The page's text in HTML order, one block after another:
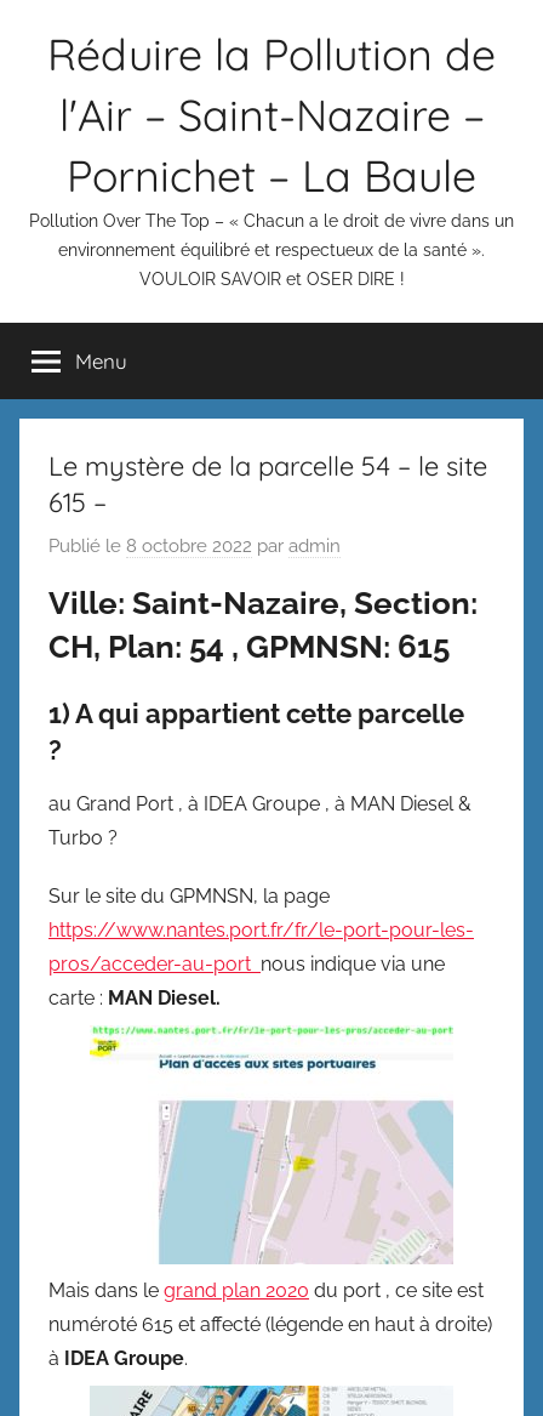
Réduire la Pollution de
l'Air – Saint-Nazaire –
Pornichet – La Baule
Pollution Over The Top – « Chacun a le droit de vivre dans un
environnement équilibré et respectueux de la santé ».
VOULOIR SAVOIR et OSER DIRE !
Menu
Le mystère de la parcelle 54 – le site
615 –
Publié le 8 octobre 2022 par admin
Ville: Saint-Nazaire, Section:
CH, Plan: 54 , GPMNSN: 615
1) A qui appartient cette parcelle
?
au Grand Port , à IDEA Groupe , à MAN Diesel &
Turbo ?
Sur le site du GPMNSN, la page
https://www.nantes.port.fr/fr/le-port-pour-les-
pros/acceder-au-port nous indique via une
carte : MAN Diesel.
Mais dans le grand plan 2020 du port , ce site est
numéroté 615 et affecté (légende en haut à droite)
à IDEA Groupe.